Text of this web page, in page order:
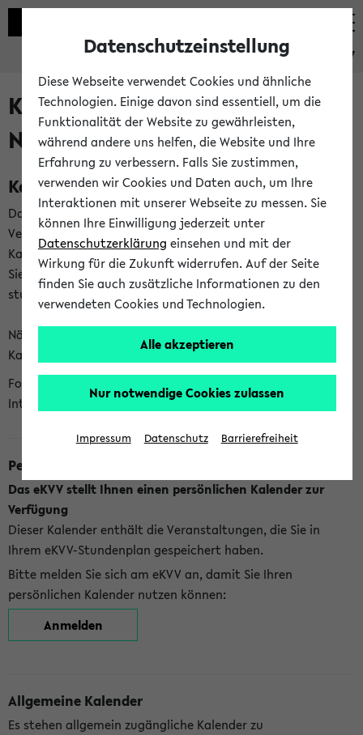
eKVV
Kalenderintegration und
Newsfeeds
Kalenderintegration
Das eKVV bietet Ihnen die Möglichkeit,
Veranstaltungstermine in eine Vielzahl von
Kalenderanwendungen einzubinden. Auf diese Weise können
Sie einen gemeinsamen Überblick über Ihre privaten und
studienbezogenen Termine erhalten.
Näheres zu Vorteilen und Funktionsweise der
Kalenderintegration können Sie auf unserer
Folgende Kalender bietet Ihnen das eKVV derzeit zur
Integration an:
Persönlicher Kalender
Das eKVV stellt Ihnen einen persönlichen Kalender zur
Verfügung
Dieser Kalender enthält die Veranstaltungen, die Sie in
Ihrem eKVV-Stundenplan gespeichert haben.
Bitte melden Sie sich am eKVV an, damit Sie Ihren
persönlichen Kalender nutzen können:
Anmelden
Allgemeine Kalender
Es stehen allgemein zugängliche Kalender zu
Datenschutzeinstellung
Diese Webseite verwendet Cookies und ähnliche
Technologien. Einige davon sind essentiell, um die
Funktionalität der Website zu gewährleisten,
während andere uns helfen, die Website und Ihre
Erfahrung zu verbessern. Falls Sie zustimmen,
verwenden wir Cookies und Daten auch, um Ihre
Interaktionen mit unserer Webseite zu messen. Sie
können Ihre Einwilligung jederzeit unter
Datenschutzerklärung einsehen und mit der
Wirkung für die Zukunft widerrufen. Auf der Seite
finden Sie auch zusätzliche Informationen zu den
verwendeten Cookies und Technologien.
Alle akzeptieren
Nur notwendige Cookies zulassen
Impressum Datenschutz Barrierefreiheit